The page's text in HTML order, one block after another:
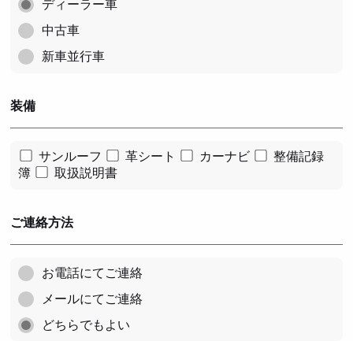
ディーラー車
中古車
新車並行車
装備
サンルーフ 革シート カーナビ
整備記録
簿
取扱説明書
ご連絡方法
お電話にてご連絡
メールにてご連絡
どちらでもよい